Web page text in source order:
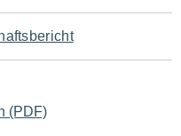
(PDF)